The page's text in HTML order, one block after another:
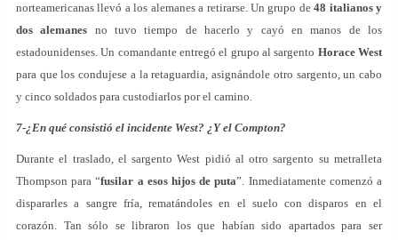
norteamericanas llevó a los alemanes a retirarse. Un grupo de48 italianos y
dos alemanes no tuvo tiempo de hacerlo y cayó en manos de los
estadounidenses. Un comandante entregó el grupo al sargento Horace West
para que los condujese a la retaguardia, asignándole otro sargento, un cabo
y cinco soldados para custodiarlos por el camino.
7-¿En qué consistió el incidente West? ¿Y el Compton?
Durante el traslado, el sargento West pidió al otro sargento su metralleta
Thompson para “fusilar a esos hijos de puta”. Inmediatamente comenzó a
dispararles a sangre fría, rematándoles en el suelo con disparos en el
corazón. Tan sólo se libraron los que habían sido apartados para ser